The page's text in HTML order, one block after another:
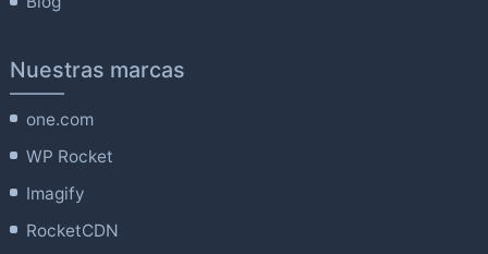
Nuestras marcas
one.com
WP Rocket
Imagify
RocketCDN